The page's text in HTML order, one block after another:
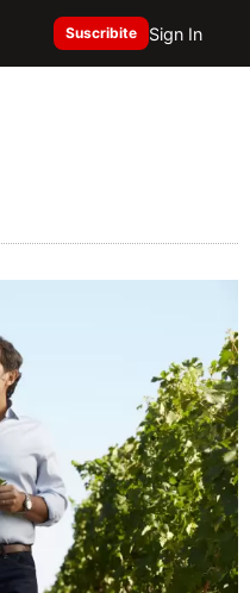
Suscribite Sign In